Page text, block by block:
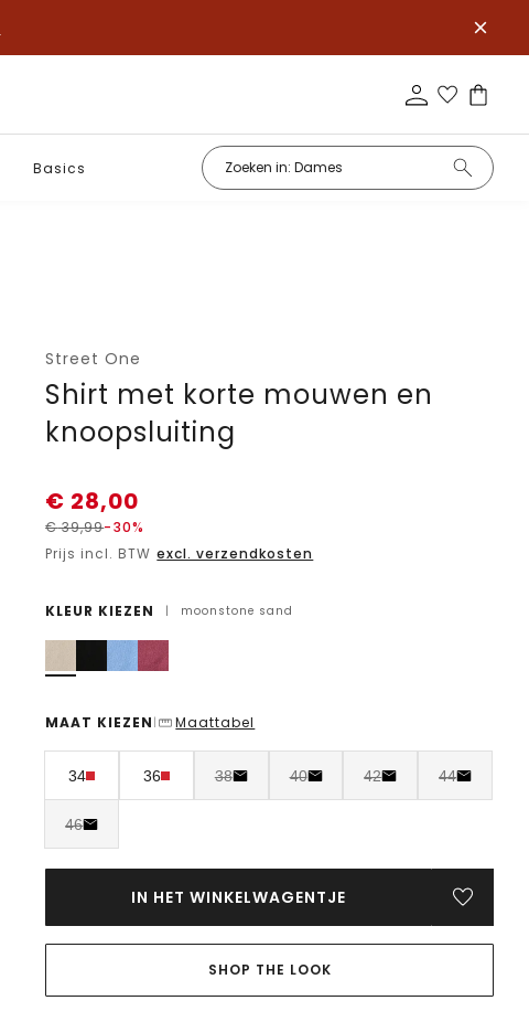
Basics
Street One
Shirt met korte mouwen en
knoopsluiting
€ 28,00
€39,99-30%
Prijs incl. BTW excl. verzendkosten
KLEUR KIEZEN | moonstone sand
MAAT KIEZEN | Maattabel
34 36 38 40 42 44
46
IN HET WINKELWAGENTJE
SHOP THE LOOK